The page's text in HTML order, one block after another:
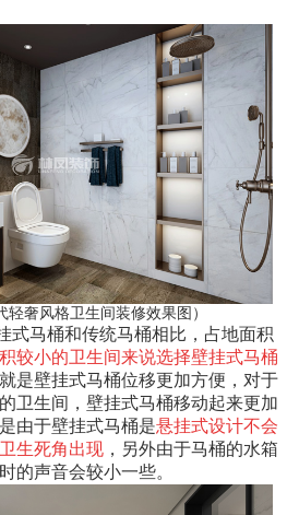
轻奢风格卫生间装修效果图）
式马桶和传统马桶相比，占地面积
较小的卫生间来说选择壁挂式马桶
是壁挂式马桶位移更加方便，对于
卫生间，壁挂式马桶移动起来更加
由于壁挂式马桶是悬挂式设计不会
生死角出现 ，另外由于马桶的水箱
的声音会较小一些。